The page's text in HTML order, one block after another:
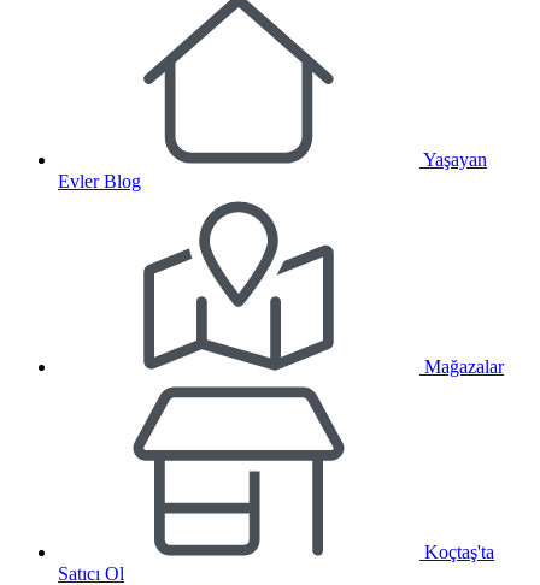
Yaşayan
Evler Blog
Mağazalar
Koçtaş'ta
Satıcı Ol